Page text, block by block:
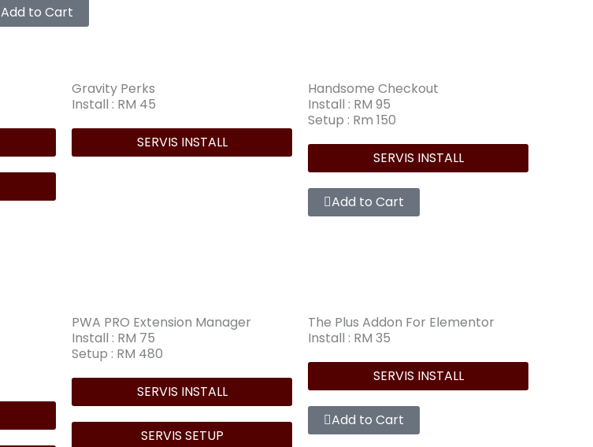
Add to Cart
Gravity Perks
Install : RM 45
SERVIS INSTALL
Handsome Checkout
Install : RM 95
Setup : Rm 150
SERVIS INSTALL
Add to Cart
PWA PRO Extension Manager
Install : RM 75
Setup : RM 480
SERVIS INSTALL
SERVIS SETUP
The Plus Addon For Elementor
Install : RM 35
SERVIS INSTALL
Add to Cart